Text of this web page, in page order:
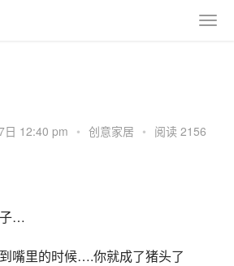
日 12:40 pm • 创意家居 • 阅读 2156
…
嘴里的时候….你就成了猪头了